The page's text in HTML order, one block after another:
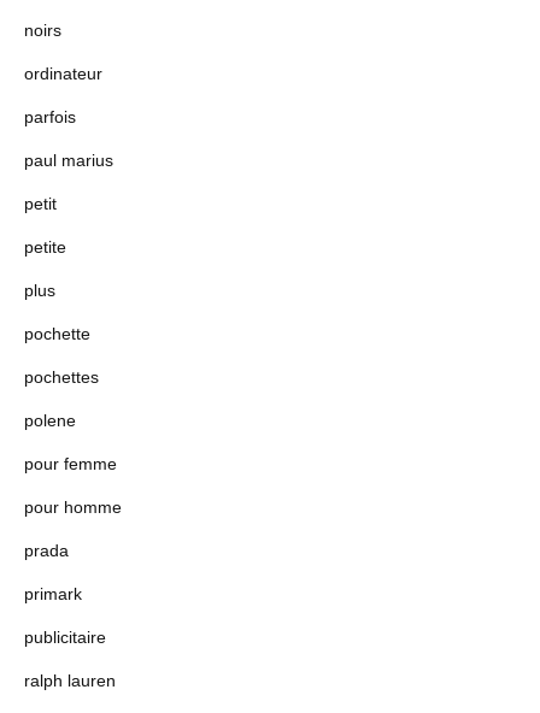
noirs
ordinateur
parfois
paul marius
petit
petite
plus
pochette
pochettes
polene
pour femme
pour homme
prada
primark
publicitaire
ralph lauren